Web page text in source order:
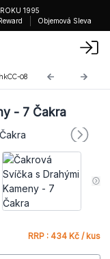
1995
Objemová Sleva
08
- 7 Čakra
RRP : 434 Kč / kus